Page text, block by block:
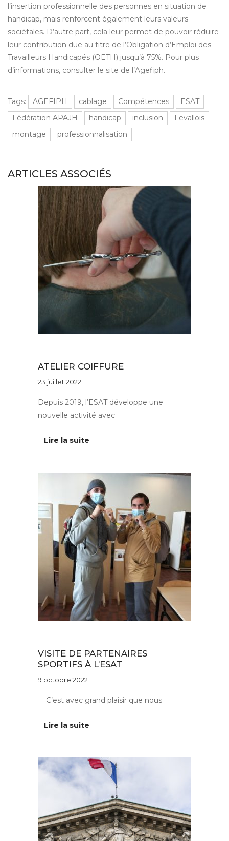
l’insertion professionnelle des personnes en situation de
handicap, mais renforcent également leurs valeurs
sociétales. D’autre part, cela leur permet de pouvoir réduire
leur contribution due au titre de l’Obligation d’Emploi des
Travailleurs Handicapés (OETH) jusqu’à 75%. Pour plus
d’informations, consulter le site de l’Agefiph.
Tags: AGEFIPH cablage Compétences
ESAT
Fédération APAJH
handicap inclusion
Levallois
montage
professionnalisation
ARTICLES ASSOCIÉS
ATELIER COIFFURE
23 juillet 2022
Depuis 2019, l’ESAT développe une
nouvelle activité avec
Lire la suite
VISITE DE PARTENAIRES
SPORTIFS À L’ESAT
9 octobre 2022
C’est avec grand plaisir que nous
Lire la suite